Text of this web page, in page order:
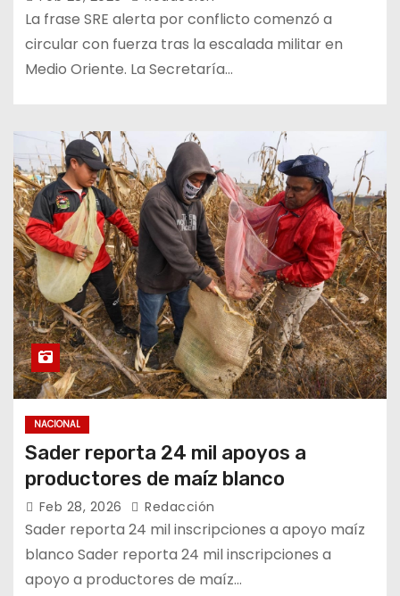
La frase SRE alerta por conflicto comenzó a
circular con fuerza tras la escalada militar en
Medio Oriente. La Secretaría…
NACIONAL
Sader reporta 24 mil apoyos a
productores de maíz blanco
Feb 28, 2026 Redacción
Sader reporta 24 mil inscripciones a apoyo maíz
blanco Sader reporta 24 mil inscripciones a
apoyo a productores de maíz…